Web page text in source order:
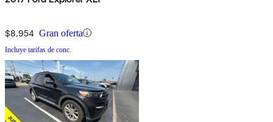
$8,954 Gran oferta
Incluye tarifas de conc.